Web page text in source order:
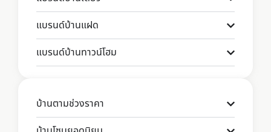
แบรนด์บ้านแฝด
แบรนด์บ้านทาวน์โฮม
บ้านตามช่วงราคา